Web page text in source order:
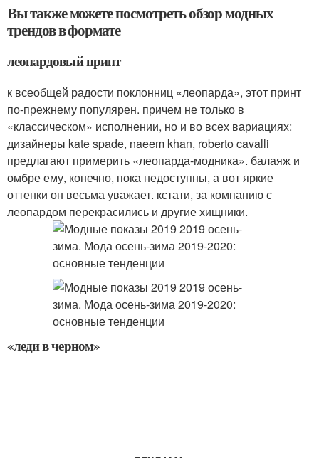
Вы также можете посмотреть обзор модных
трендов в формате
леопардовый принт
к всеобщей радости поклонниц «леопарда», этот принт
по-прежнему популярен. причем не только в
«классическом» исполнении, но и во всех вариациях:
дизайнеры kate spade, naeem khan, roberto cavalli
предлагают примерить «леопарда-модника». балаяж и
омбре ему, конечно, пока недоступны, а вот яркие
оттенки он весьма уважает. кстати, за компанию с
леопардом перекрасились и другие хищники.
«леди в черном»